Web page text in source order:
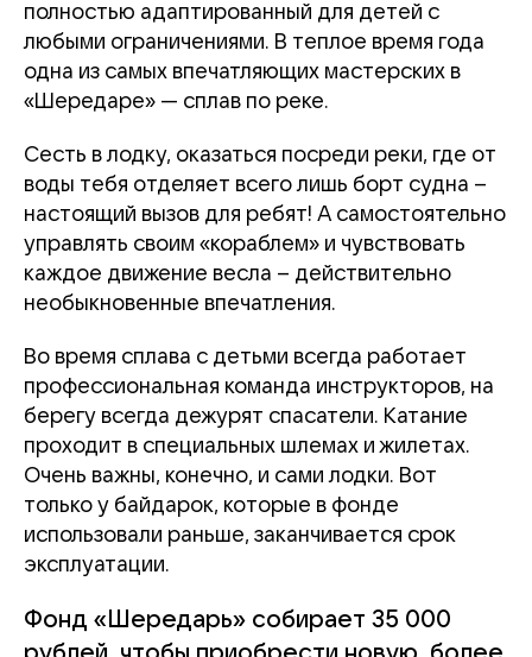
полностью адаптированный для детей с
любыми ограничениями. В теплое время года
одна из самых впечатляющих мастерских в
«Шередаре» — сплав по реке.
Сесть в лодку, оказаться посреди реки, где от
воды тебя отделяет всего лишь борт судна –
настоящий вызов для ребят! А самостоятельно
управлять своим «кораблем» и чувствовать
каждое движение весла – действительно
необыкновенные впечатления.
Во время сплава с детьми всегда работает
профессиональная команда инструкторов, на
берегу всегда дежурят спасатели. Катание
проходит в специальных шлемах и жилетах.
Очень важны, конечно, и сами лодки. Вот
только у байдарок, которые в фонде
использовали раньше, заканчивается срок
эксплуатации.
Фонд «Шередарь» собирает 35 000